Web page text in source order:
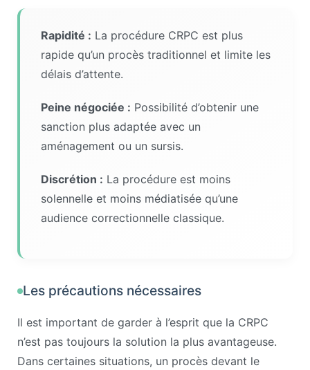
Rapidité : La procédure CRPC est plus
rapide qu’un procès traditionnel et limite les
délais d’attente.
Peine négociée : Possibilité d’obtenir une
sanction plus adaptée avec un
aménagement ou un sursis.
Discrétion : La procédure est moins
solennelle et moins médiatisée qu’une
audience correctionnelle classique.
Les précautions nécessaires
Il est important de garder à l’esprit que la CRPC
n’est pas toujours la solution la plus avantageuse.
Dans certaines situations, un procès devant le